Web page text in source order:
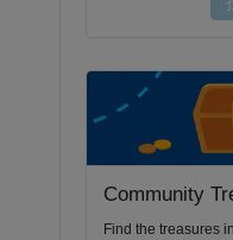
Community
Find the treasures